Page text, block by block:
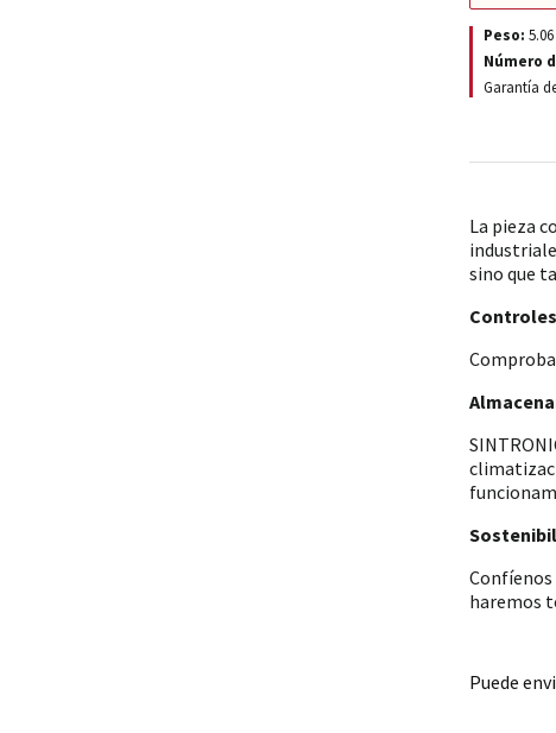
Peso: 5.06
Número
Garantía
La pieza
sino que
Confíenos
haremos
Puede